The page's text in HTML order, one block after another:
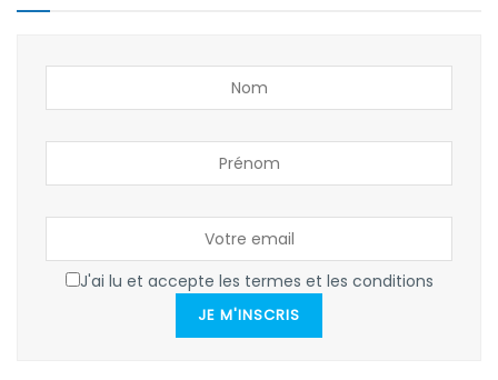
J'ai lu et accepte les termes et les conditions
JE M'INSCRIS